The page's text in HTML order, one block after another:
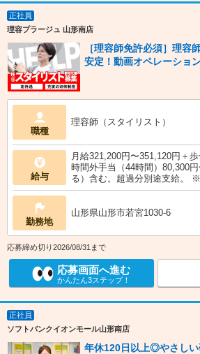
正社員
理容プラージュ 山形南店
［理容師免許必須］理容
安定！動画オペレーショ
職種
理容師（スタイリスト）
給与
月給321,200円〜351,120円＋
時間外手当（44時間）80,300
る）含む。超過分別途支給。
勤務地
山形県山形市若宮1030-6
応募締め切り2026/08/31まで
応募画面へ進む
かんたん3ステップ！
正社員
ソフトバンクイオンモール山形南店
年休120日以上◎やさし